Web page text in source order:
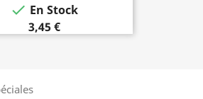
 En Stock
3,45 €